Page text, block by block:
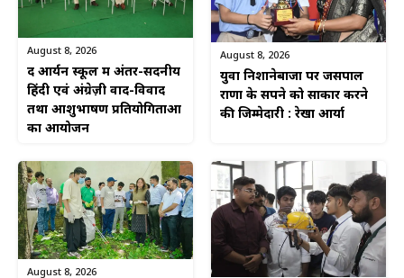
August 8, 2026
द आर्यन स्कूल में अंतर-सदनीय
हिंदी एवं अंग्रेज़ी वाद-विवाद
तथा आशुभाषण प्रतियोगिताओं
का आयोजन
August 8, 2026
युवा निशानेबाजों पर जसपाल
राणा के सपने को साकार करने
की जिम्मेदारी : रेखा आर्या
August 8, 2026